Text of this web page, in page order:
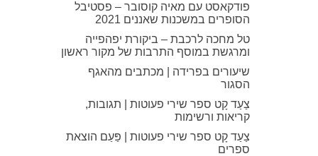
פודקאסט עם מאיה קוסובר – פסטיבל
הסופרים במשכנות שאננים 2021
טל מחכה לרכבת – ביקורת יפהפייה
ומרגשת במוסף התרבות של מקור ראשון
שיעורים בפרידה | מכתבים מהאגף
הסגור
צַעַד קָט ספר שירי פעוטות | תגובות,
קריאות ורשימות
צַעַד קָט ספר שירי פעוטות | פַּעַם הוצאת
ספרים